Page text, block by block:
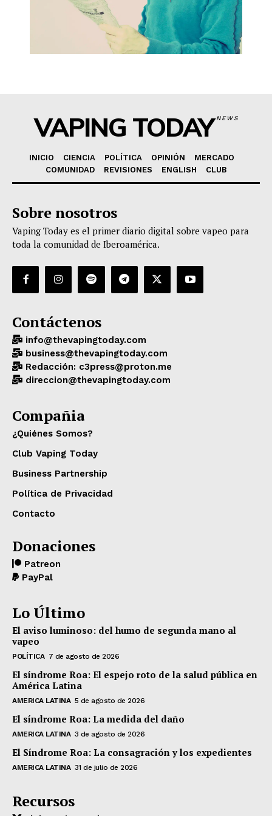
VAPING TODAYNEWS
INICIO CIENCIA POLÍTICA OPINIÓN
MERCADO
COMUNIDAD
REVISIONES ENGLISH CLUB
Sobre nosotros
Vaping Today es el primer diario digital sobre vapeo para
toda la comunidad de Iberoamérica.
Contáctenos
info@thevapingtoday.com
business@thevapingtoday.com
Redacción: c3press@proton.me
direccion@thevapingtoday.com
Compañia
¿Quiénes Somos?
Club Vaping Today
Business Partnership
Política de Privacidad
Contacto
Donaciones
Patreon
PayPal
Lo Último
El aviso luminoso: del humo de segunda mano al
vapeo
POLÍTICA 7 de agosto de 2026
El síndrome Roa: El espejo roto de la salud pública en
América Latina
AMERICA LATINA 5 de agosto de 2026
El síndrome Roa: La medida del daño
AMERICA LATINA 3 de agosto de 2026
El Síndrome Roa: La consagración y los expedientes
AMERICA LATINA 31 de julio de 2026
Recursos